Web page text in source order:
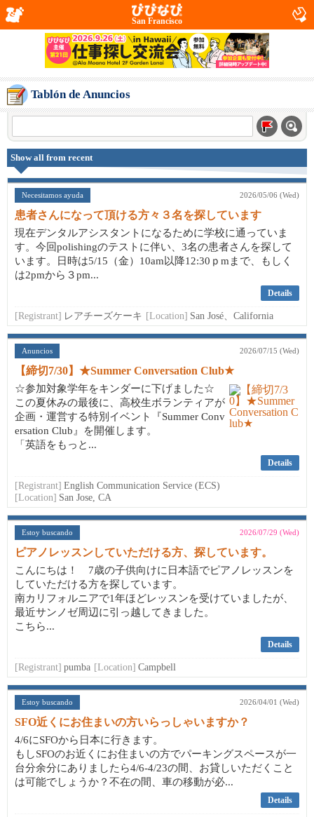
San Francisco
Tablón de Anuncios
Show all from recent
Necesitamos ayuda 2026/05/06 (Wed)
患者さんになって頂ける方々３名を探しています
現在デンタルアシスタントになるために学校に通っていま
す。今回polishingのテストに伴い、3名の患者さんを探して
います。日時は5/15（金）10am以降12:30ｐmまで、もしく
は2pmから３pm...
Details
[Registrant] レアチーズケーキ [Location] San José、California
Anuncios 2026/07/15 (Wed)
【締切7/30】★Summer Conversation Club★
☆参加対象学年をキンダーに下げました☆
この夏休みの最後に、高校生ボランティアが
企画・運営する特別イベント『Summer Conv
ersation Club』を開催します。
「英語をもっと...
Details
[Registrant] English Communication Service (ECS)
[Location] San Jose, CA
Estoy buscando 2026/07/29 (Wed)
ピアノレッスンしていただける方、探しています。
こんにちは！ 7歳の子供向けに日本語でピアノレッスンを
していただける方を探しています。
南カリフォルニアで1年ほどレッスンを受けていましたが、
最近サンノゼ周辺に引っ越してきました。
こちら...
Details
[Registrant] pumba [Location] Campbell
Estoy buscando 2026/04/01 (Wed)
SFO近くにお住まいの方いらっしゃいますか？
4/6にSFOから日本に行きます。
もしSFOのお近くにお住まいの方でパーキングスペースが一
台分余分にありましたら4/6-4/23の間、お貸しいただくこと
は可能でしょうか？不在の間、車の移動が必...
Details